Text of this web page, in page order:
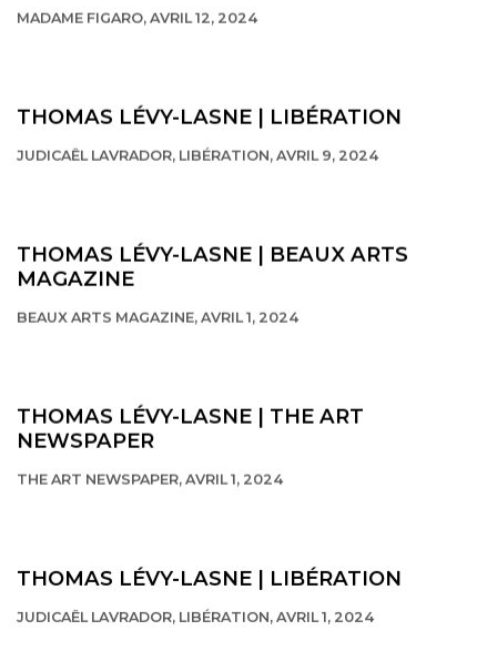
MADAME FIGARO, AVRIL 12, 2024
THOMAS LÉVY-LASNE | LIBÉRATION
JUDICAËL LAVRADOR, LIBÉRATION, AVRIL 9, 2024
THOMAS LÉVY-LASNE | BEAUX ARTS
MAGAZINE
BEAUX ARTS MAGAZINE, AVRIL 1, 2024
THOMAS LÉVY-LASNE | THE ART
NEWSPAPER
THE ART NEWSPAPER, AVRIL 1, 2024
THOMAS LÉVY-LASNE | LIBÉRATION
JUDICAËL LAVRADOR, LIBÉRATION, AVRIL 1, 2024